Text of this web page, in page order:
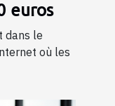
euros
dans le
où les